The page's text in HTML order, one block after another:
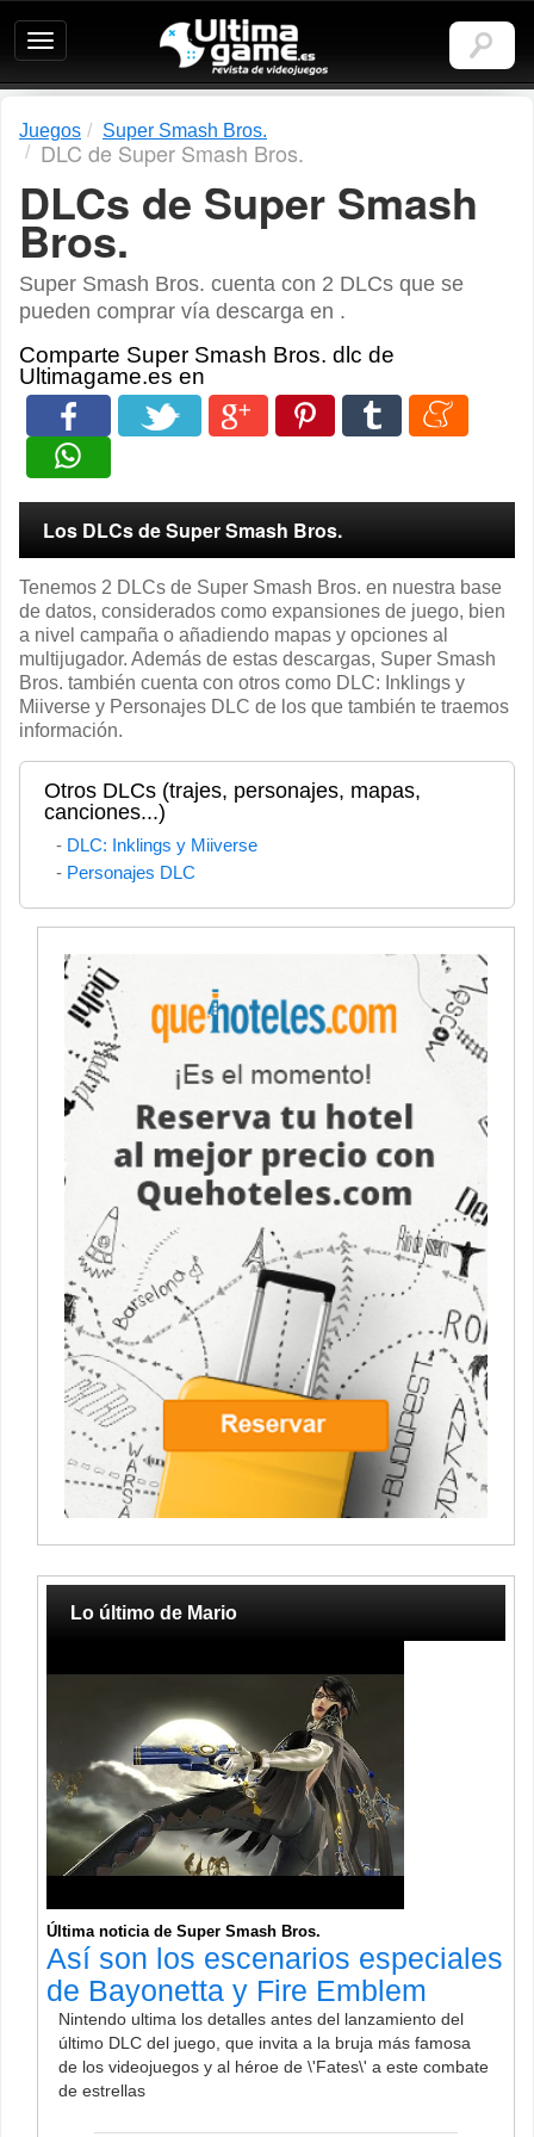
Ultimagame:
Revista
de
Juegos Super Smash Bros.
DLC de Super Smash Bros.
DLCs de Super Smash
Bros.
Super Smash Bros. cuenta con 2 DLCs que se
pueden comprar vía descarga en .
Comparte Super Smash Bros. dlc de
Ultimagame.es en
Los DLCs de Super Smash Bros.
Tenemos 2 DLCs de Super Smash Bros. en nuestra base
de datos, considerados como expansiones de juego, bien
a nivel campaña o añadiendo mapas y opciones al
multijugador. Además de estas descargas, Super Smash
Bros. también cuenta con otros como DLC: Inklings y
Miiverse y Personajes DLC de los que también te traemos
información.
Otros DLCs (trajes, personajes, mapas,
canciones...)
DLC: Inklings y Miiverse
Personajes DLC
Lo último de Mario
Última noticia de Super Smash Bros.
Así son los escenarios especiales
de Bayonetta y Fire Emblem
Nintendo ultima los detalles antes del lanzamiento del
último DLC del juego, que invita a la bruja más famosa
de los videojuegos y al héroe de \'Fates\' a este combate
de estrellas